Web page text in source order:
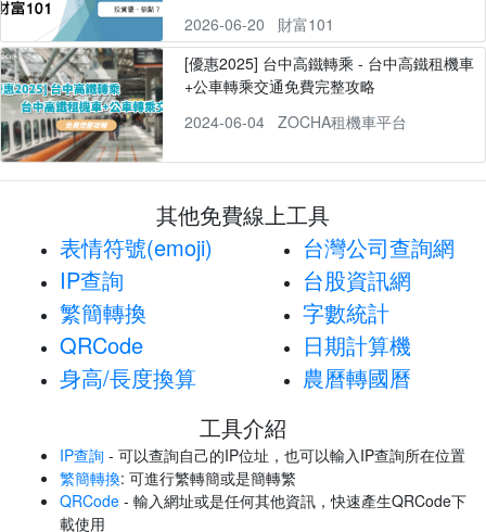
2026-06-20
財富101
[優惠2025] 台中高鐵轉乘 - 台中高鐵租機車
+公車轉乘交通免費完整攻略
2024-06-04
ZOCHA租機車平台
其他免費線上工具
表情符號(emoji)
IP查詢
繁簡轉換
QRCode
身高/長度換算
台灣公司查詢網
台股資訊網
字數統計
日期計算機
農曆轉國曆
工具介紹
IP查詢 - 可以查詢自己的IP位址，也可以輸入IP查詢所在位置
繁簡轉換: 可進行繁轉簡或是簡轉繁
QRCode - 輸入網址或是任何其他資訊，快速產生QRCode下
載使用